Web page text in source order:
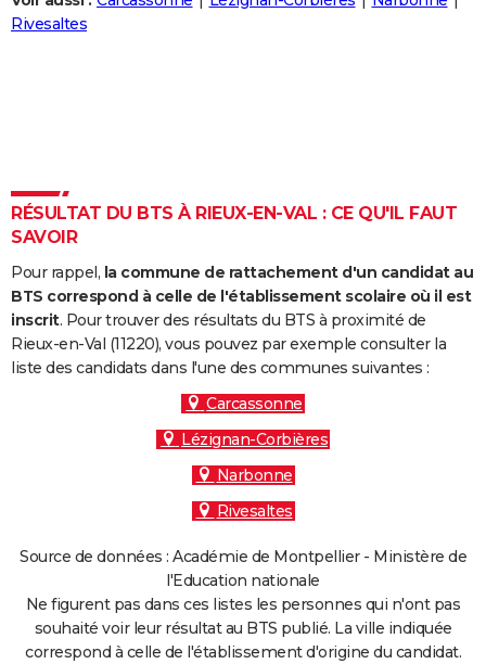
Destinations
City break
Voyage nature
Voyage de noces
Forum
Climat
+
PHOTO
Carte de Noël
Carte Bonne année
Carte Saint-Valentin
Carte Pâques
Carte d'anniversaire
DICTIONNAIRE
Dictionnaire
Biographies
Citations
Expressions
Proverbes
PROGRAMME TV
COPAINS D'AVANT
S'inscrire
Se connecter
Lycées
Collèges
Primaires
Universités
Entreprises
Service militaire
Avis de recherche
AVIS DE DÉCÈS
FORUM
Rivesaltes
RÉSULTAT DU BTS À RIEUX-EN-VAL : CE QU'IL FAUT
SAVOIR
Pour rappel, la commune de rattachement d'un candidat au
BTS correspond à celle de l'établissement scolaire où il est
inscrit. Pour trouver des résultats du BTS à proximité de
Rieux-en-Val (11220), vous pouvez par exemple consulter la
liste des candidats dans l'une des communes suivantes :
Carcassonne
Lézignan-Corbières
Narbonne
Rivesaltes
Source de données : Académie de Montpellier - Ministère de
l'Education nationale
Ne figurent pas dans ces listes les personnes qui n'ont pas
souhaité voir leur résultat au BTS publié. La ville indiquée
correspond à celle de l'établissement d'origine du candidat.